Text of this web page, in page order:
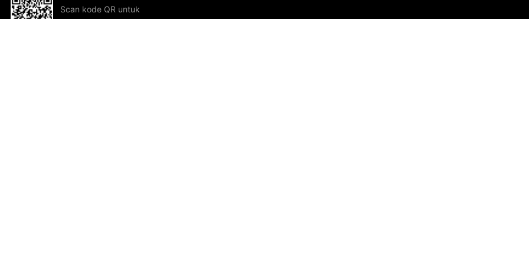
Scan kode QR untuk
mengunduh sekarang!